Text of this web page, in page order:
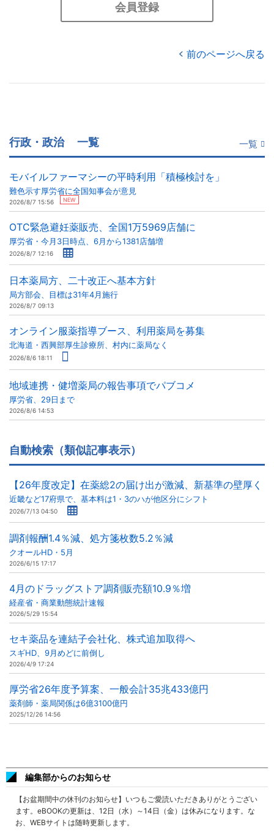
会員登録
前のページへ戻る
行政・政治 一覧 一覧
モバイルファーマシーの平時利用「積極検討を」
難色示す厚労省に全国知事会が意見
2026/8/7 15:56 NEW
OTC緊急避妊薬販売、全国1万5969店舗に
厚労省・今月3日時点、6月から1381店舗増
2026/8/7 12:16
日本薬局方、二十改正へ基本方針
局方部会、目標は31年4月施行
2026/8/7 09:13
オンライン服薬指導ブース、利用薬局を募集
北海道・西興部厚生診療所、村内に薬局なく
2026/8/6 18:11
地域連携・健増薬局の報告事項でパブコメ
厚労省、29日まで
2026/8/6 14:53
自動検索（類似記事表示）
【26年度改定】在薬総2の届け出が激減、新基準の壁厚く
近畿など17府県で、基本料は1・3のハが他区分にシフト
2026/7/13 04:50
調剤報酬1.4％減、処方箋枚数5.2％減
クオールHD・5月
2026/6/15 17:17
4月のドラッグストア調剤販売額10.9％増
経産省・商業動態統計速報
2026/5/29 15:54
セキ薬品を連結子会社化、株式追加取得へ
スギHD、9月めどに前倒し
2026/4/9 17:24
厚労省26年度予算案、一般会計35兆433億円
薬剤師・薬局関係は6億3100億円
2025/12/26 14:56
編集部からのお知らせ
【お盆期間中の休刊のお知らせ】いつもご愛読いただきありがとうござい
ます。eBOOKの更新は、12日（水）～14日（金）は休みになります。な
お、WEBサイトは随時更新します。